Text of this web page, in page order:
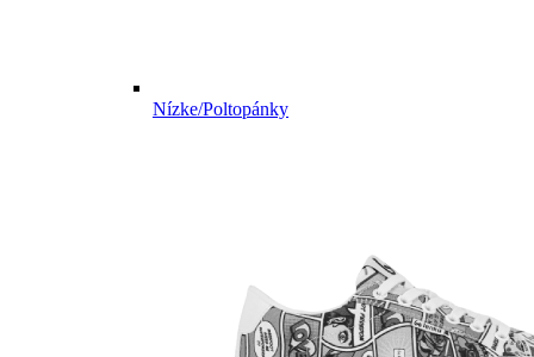
Nízke/Poltopánky